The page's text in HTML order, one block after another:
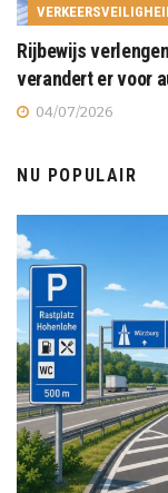
Rijbewijs
verandert er voor
04/07/2026
NU POPULAIR